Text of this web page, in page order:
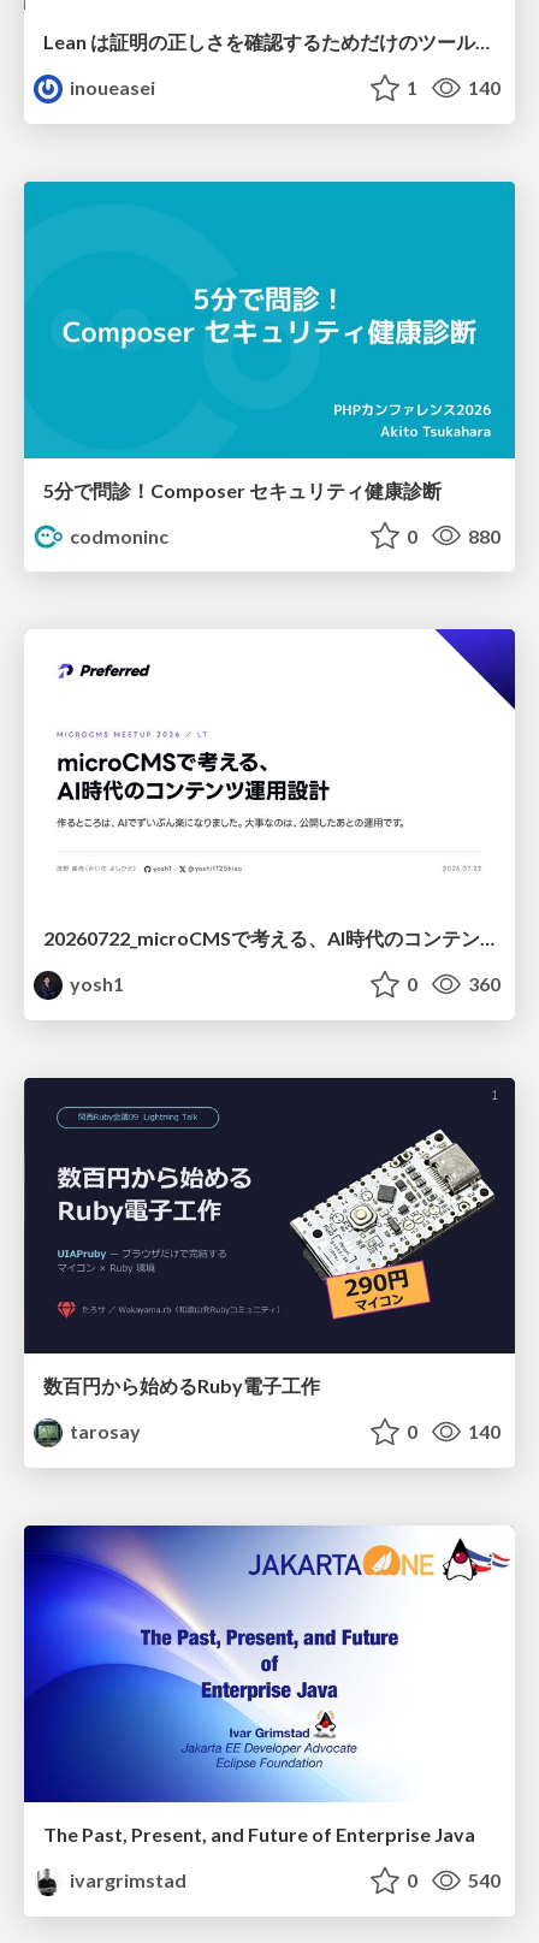
Lean は証明の正しさを確認するためだけのツールって思ってませんか？
inoueasei
1 140
5分で問診！Composer セキュリティ健康診断
codmoninc
0 880
20260722_microCMSで考える、AI時代のコンテンツ運用設計
yosh1
0 360
数百円から始めるRuby電子工作
tarosay
0 140
The Past, Present, and Future of Enterprise Java
ivargrimstad
0 540